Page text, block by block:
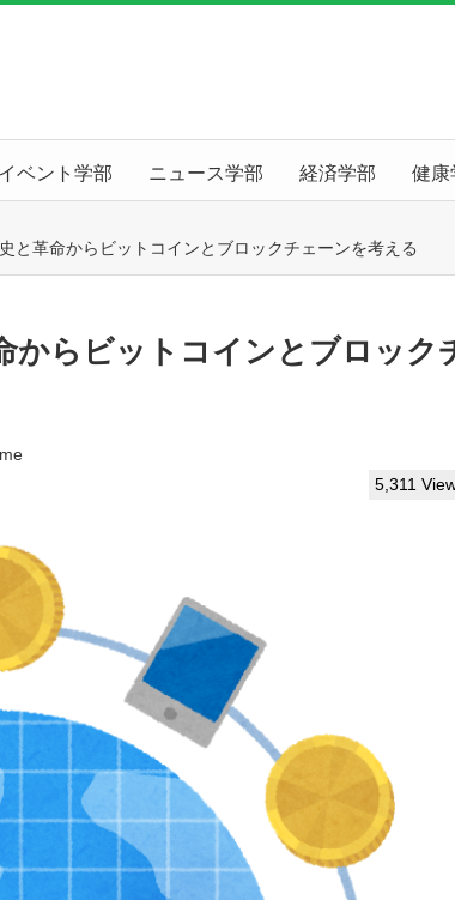
イベント学部 ニュース学部 経済学部 健康
と革命からビットコインとブロックチェーンを考える
からビットコインとブロック
5,311